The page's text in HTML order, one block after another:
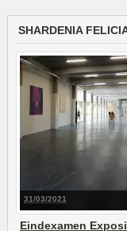
SHARDENIA
31/03/2021
Eindexamen